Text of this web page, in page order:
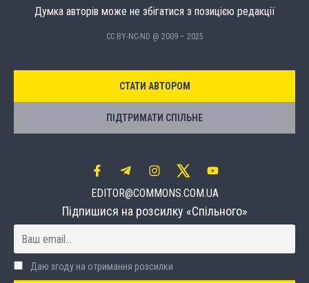
Думка авторів може не збігатися з позицією редакції
CC BY-NC-ND @ 2009 – 2025
СТАТИ АВТОРОМ
ПІДТРИМАТИ СПІЛЬНЕ
EDITOR@COMMONS.COM.UA
Підпишися на розсилку «Спільного»
Даю згоду на отримання розсилки